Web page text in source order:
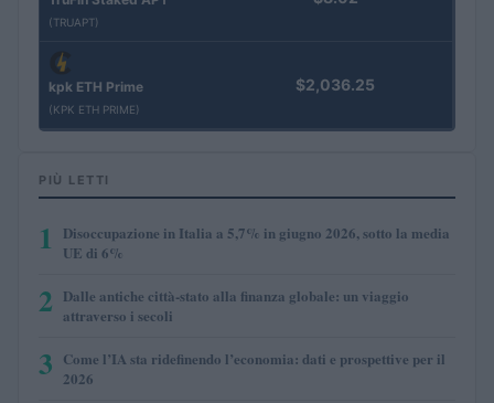
(TRUAPT)
kpk ETH Prime
(KPK ETH PRIME)
$2,036.25
PIÙ LETTI
1
Disoccupazione in Italia a 5,7% in giugno 2026, sotto la media
UE di 6%
2 Dalle antiche città-stato alla finanza globale: un viaggio
attraverso i secoli
3 Come l’IA sta ridefinendo l’economia: dati e prospettive per il
2026